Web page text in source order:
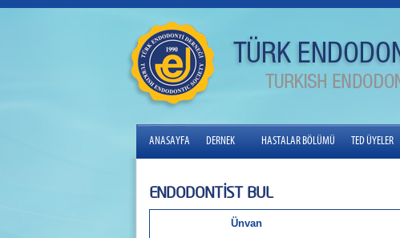
ANASAYFA DERNEK HASTALAR BÖLÜMÜ TED ÜYELER
ENDODONTİST BUL
Ünvan